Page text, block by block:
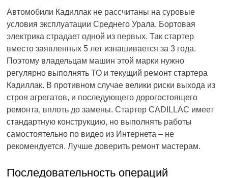
Автомобили Кадиллак не рассчитаны на суровые
условия эксплуатации Среднего Урала. Бортовая
электрика страдает одной из первых. Так стартер
вместо заявленных 5 лет изнашивается за 3 года.
Поэтому владельцам машин этой марки нужно
регулярно выполнять ТО и текущий ремонт стартера
Кадиллак. В противном случае велики риски выхода из
строя агрегатов, и последующего дорогостоящего
ремонта, вплоть до замены. Стартер CADILLAC имеет
стандартную конструкцию, но выполнять работы
самостоятельно по видео из Интернета – не
рекомендуется. Лучше доверить ремонт мастерам.
Последовательность операций